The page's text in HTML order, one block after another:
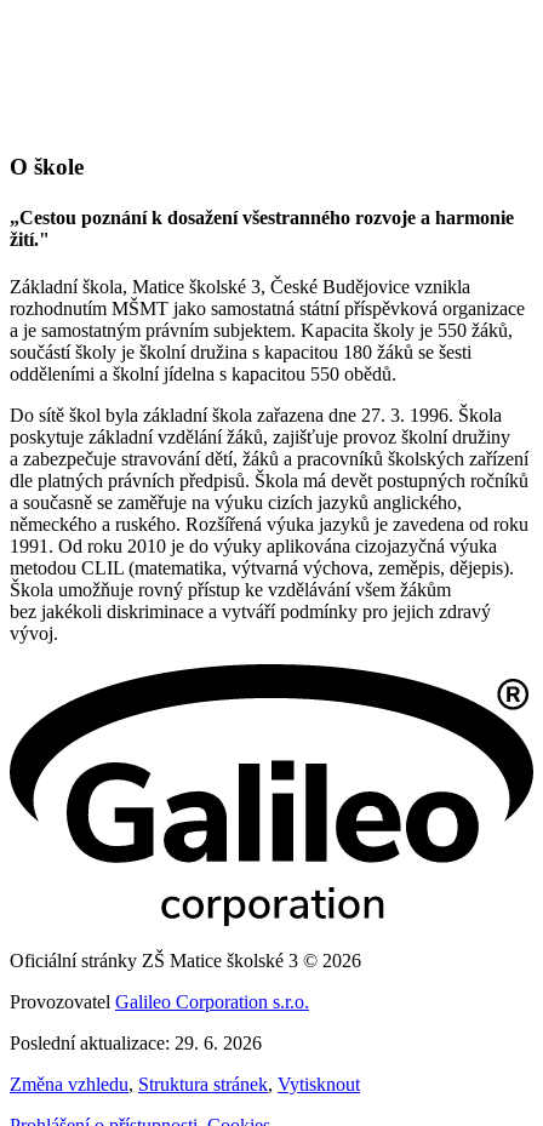
O škole
„Cestou poznání k dosažení všestranného rozvoje a harmonie
žití."
Základní škola, Matice školské 3, České Budějovice vznikla
rozhodnutím MŠMT jako samostatná státní příspěvková organizace
a je samostatným právním subjektem. Kapacita školy je 550 žáků,
součástí školy je školní družina s kapacitou 180 žáků se šesti
odděleními a školní jídelna s kapacitou 550 obědů.
Do sítě škol byla základní škola zařazena dne 27. 3. 1996. Škola
poskytuje základní vzdělání žáků, zajišťuje provoz školní družiny
a zabezpečuje stravování dětí, žáků a pracovníků školských zařízení
dle platných právních předpisů. Škola má devět postupných ročníků
a současně se zaměřuje na výuku cizích jazyků anglického,
německého a ruského. Rozšířená výuka jazyků je zavedena od roku
1991. Od roku 2010 je do výuky aplikována cizojazyčná výuka
metodou CLIL (matematika, výtvarná výchova, zeměpis, dějepis).
Škola umožňuje rovný přístup ke vzdělávání všem žákům
bez jakékoli diskriminace a vytváří podmínky pro jejich zdravý
vývoj.
Oficiální stránky ZŠ Matice školské 3 © 2026
Provozovatel Galileo Corporation s.r.o.
Poslední aktualizace: 29. 6. 2026
Změna vzhledu, Struktura stránek, Vytisknout